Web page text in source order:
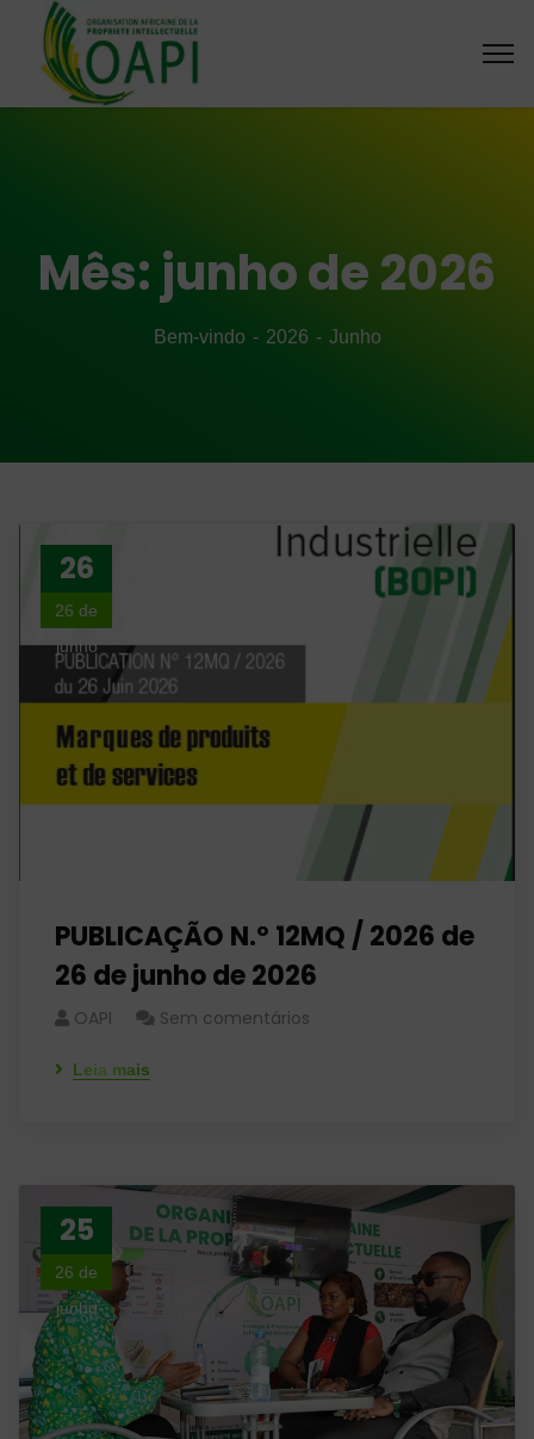
Mês: junho de 2026
Bem-vindo 2026 Junho
26
26 de
junho
PUBLICAÇÃO N.º 12MQ / 2026 de
26 de junho de 2026
OAPI Sem comentários
Leia mais
25
26 de
junho